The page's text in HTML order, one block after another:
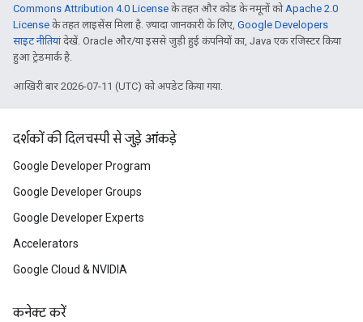
Commons Attribution 4.0 License के तहत और कोड के नमूनों को Apache 2.0
License के तहत लाइसेंस मिला है. ज़्यादा जानकारी के लिए, Google Developers
साइट नीतियांदेखें. Oracle और/या इससे जुड़ी हुई कंपनियों का, Java एक रजिस्टर किया
हुआ ट्रेडमार्क है.
आखिरी बार 2026-07-11 (UTC) को अपडेट किया गया.
दर्शकों की दिलचस्पी से जुड़े आंकड़े
Google Developer Program
Google Developer Groups
Google Developer Experts
Accelerators
Google Cloud & NVIDIA
कनेक्ट करें